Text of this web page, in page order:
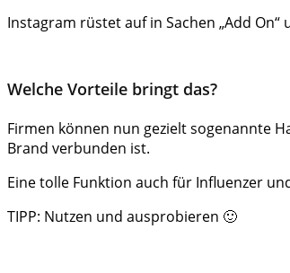
Instagram rüstet auf in Sachen „Add
Welche Vorteile bringt das?
Firmen können nun gezielt sogenannte
Brand verbunden ist.
Eine tolle Funktion auch für Influenzer
TIPP: Nutzen und ausprobieren 🙂